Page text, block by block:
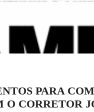
PARA
CORRETOR